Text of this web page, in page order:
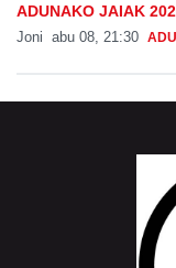
ADUNAKO JAIAK
Joni abu 08, 21:30